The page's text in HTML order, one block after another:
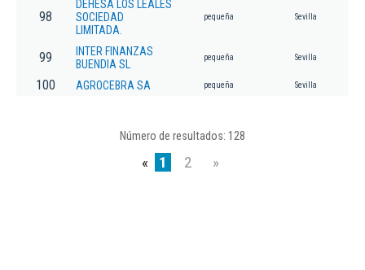
98
DEHESA LOS LEALES
SOCIEDAD
LIMITADA.
pequeña Sevilla
99
INTER FINANZAS
BUENDIA SL
pequeña Sevilla
100 AGROCEBRA SA pequeña Sevilla
Número de resultados: 128
« 1 2 »